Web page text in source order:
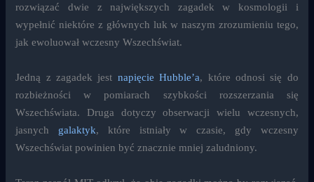
rozwiązać dwie z największych zagadek w kosmologii i
wypełnić niektóre z głównych luk w naszym zrozumieniu tego,
jak ewoluował wczesny Wszechświat.
Jedną z zagadek jest napięcie Hubble’a, które odnosi się do
rozbieżności w pomiarach szybkości rozszerzania się
Wszechświata. Druga dotyczy obserwacji wielu wczesnych,
jasnych galaktyk, które istniały w czasie, gdy wczesny
Wszechświat powinien być znacznie mniej zaludniony.